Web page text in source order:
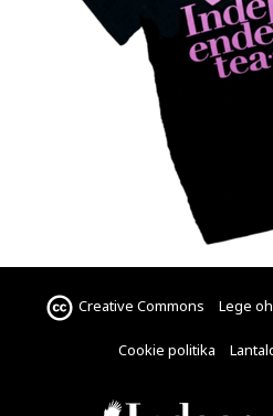
Creative Commons Lege
Cookie politika